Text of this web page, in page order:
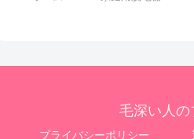
毛深い人の
プライバシーポリシー